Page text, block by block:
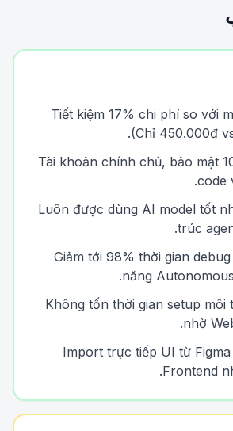
Tiết kiệm 17% chi phí so với
(Chỉ 450.000đ
Tài khoản chính chủ, bảo mật
code
Luôn được dùng AI model tốt
trúc
Giảm tới 98% thời gian
năng
Không tốn thời gian setup môi
nhờ
Import trực tiếp UI từ
Frontend